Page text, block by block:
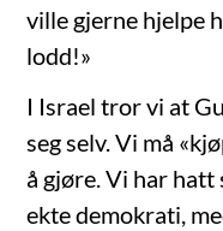
ville gjerne hjelpe
lodd!»
I Israel tror vi at
seg selv. Vi må
å gjøre. Vi har hatt
ekte demokrati,